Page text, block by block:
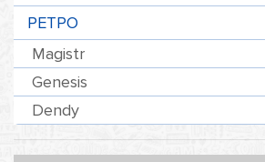
РЕТРО
Magistr
Genesis
Dendy